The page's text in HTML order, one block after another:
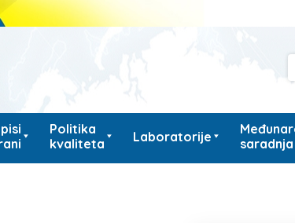
Politika
kvaliteta
Laboratorije
saradnja